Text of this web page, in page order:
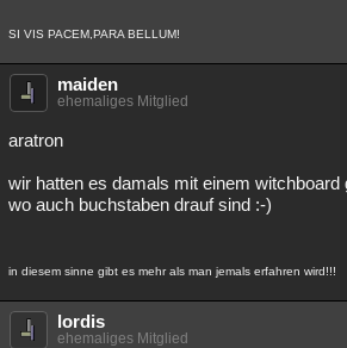
SI VIS PACEM,PARA BELLUM!
maiden
ehemaliges Mitglied
aratron
wir hatten es damals mit einem witchboard
wo auch buchstaben drauf sind :-)
in diesem sinne gibt es mehr als man jemals erfahren wird!!!
lordis
ehemaliges Mitglied